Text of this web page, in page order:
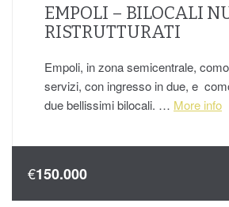
EMPOLI – BILOCALI
RISTRUTTURATI
Empoli, in zona semicentrale,
servizi, con ingresso in due, e
due bellissimi bilocali. … More info
€150.000